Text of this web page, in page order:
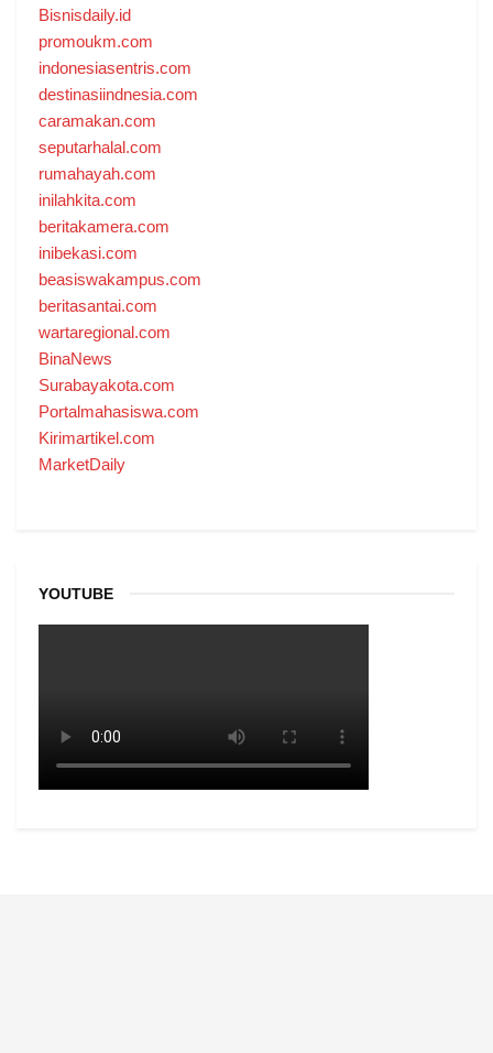
Bisnisdaily.id
promoukm.com
indonesiasentris.com
destinasiindnesia.com
caramakan.com
seputarhalal.com
rumahayah.com
inilahkita.com
beritakamera.com
inibekasi.com
beasiswakampus.com
beritasantai.com
wartaregional.com
BinaNews
Surabayakota.com
Portalmahasiswa.com
Kirimartikel.com
MarketDaily
YOUTUBE